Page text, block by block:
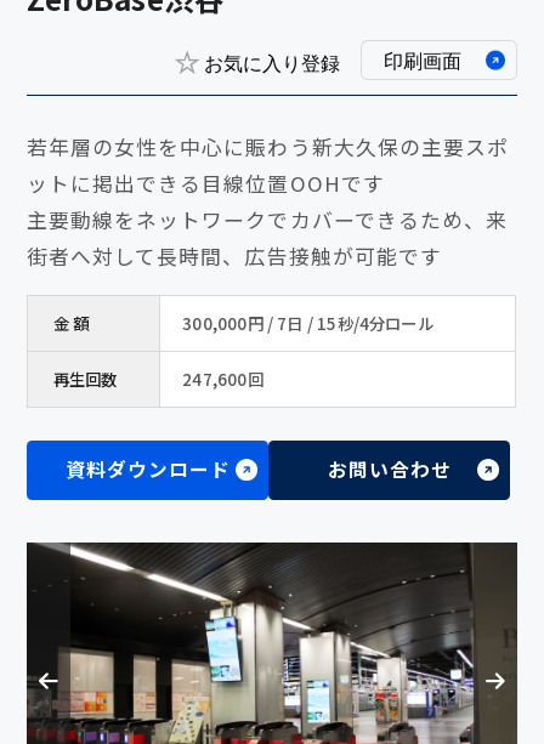
お気に入り登録 印刷画面
若年層の女性を中心に賑わう新大久保の主要スポ
ットに掲出できる目線位置OOHです
主要動線をネットワークでカバーできるため、来
街者へ対して長時間、広告接触が可能です
金 額 300,000円 / 7日 / 15秒/4分ロール
再生回数 247,600回
資料ダウンロード お問い合わせ